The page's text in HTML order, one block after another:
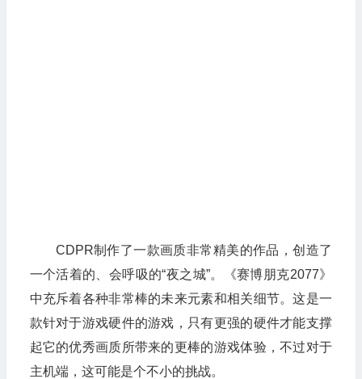
CDPR制作了一款画质非常精美的作品，创造了
一个活着的、会呼吸的“夜之城”。《赛博朋克2077》
中充斥着各种非常棒的未来元素和相关细节。这是一
款针对于游戏硬件的游戏，只有更强的硬件才能支撑
起它的优秀画质所带来的更棒的游戏体验，不过对于
主机端，这可能是个不小的挑战。